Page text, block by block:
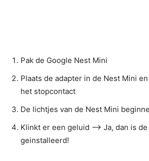
Pak de Google Nest Mini
Plaats de adapter in de Nest Mini
het stopcontact
De lichtjes van de Nest Mini
Klinkt er een geluid –> Ja, dan is
geinstalleerd!